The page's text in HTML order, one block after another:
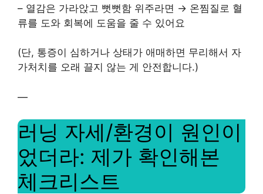
– 열감은 가라앉고 뻣뻣함 위주라면 → 온찜질로 혈
류를 도와 회복에 도움을 줄 수 있어요
(단, 통증이 심하거나 상태가 애매하면 무리해서 자
가처치를 오래 끌지 않는 게 안전합니다.)
—
러닝 자세/환경이 원인이
었더라: 제가 확인해본
체크리스트